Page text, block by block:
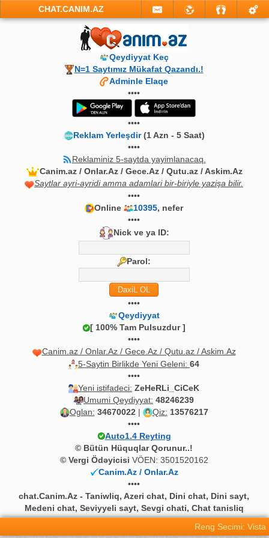
CHAT.CANIM.AZ
Qeydiyyat Keç
N=1 Saytımız Mükafat Qazandı.!
Adminle Elaqe
••••
••••
Reklam Yerleşdir(1 Azn - 5 Saat)
••••
Reklaminiz 5-saytda yayimlanacaq.
Canim.az / Onlar.Az / Gece.Az / Qutu.az / Askim.Az
Saytlar ayri-ayridi amma adamlari bir-biriyle yazişa bilir.
••••
Online
10395, nefer
••••
Nick ve ya ID:
Parol:
••••
Qeydiyyat
[ 100% Tam Pulsuzdur ]
••••
Canim.az / Onlar.Az / Gece.Az / Qutu.az / Askim.Az
5-Saytin Birlikde Yeni Geleni: 64
••••
Yeni istifadeci: ZeHeRLi_CiCeK
Umumi Qeydiyyat: 48246239
Oglan: 34670022 | Qiz: 13576217
••••
Auto1.4 Reyting
© Bütün Hüquqlar Qorunur..!
© Vergi Ödəyicisi VÖEN: 3501520162
Canim.Az / Onlar.Az
••••
chat.Canim.Az - Taniwliq, Azeri chat, Dini chat, Dini sayt,
Medeni chat, Seviyyeli sayt, Sevgi chati, Chat tanisliq
Reng Secimi: Vista